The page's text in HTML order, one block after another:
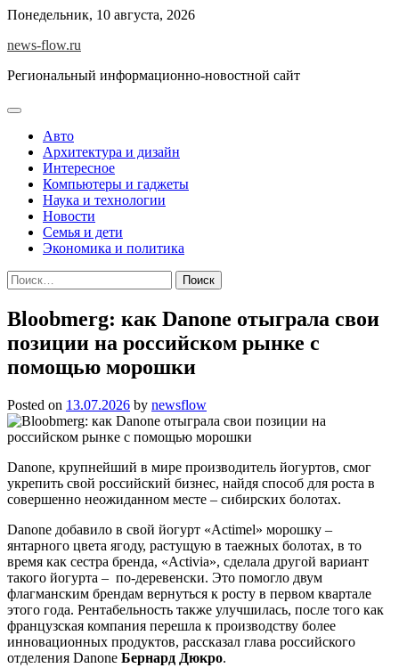
Skip
content
Понедельник, 10 августа, 2026
news-flow.ru
Региональный информационно-новостной сайт
Авто
Архитектура и дизайн
Интересное
Компьютеры и гаджеты
Наука и технологии
Новости
Семья и дети
Экономика и политика
Найти:
Bloobmerg: как Danone отыграла свои
позиции на российском рынке с
помощью морошки
Posted on 13.07.2026 by newsflow
Danone, крупнейший в мире производитель йогуртов, смог
укрепить свой российский бизнес, найдя способ для роста в
совершенно неожиданном месте – сибирских болотах.
Danone добавило в свой йогурт «Actimel» морошку –
янтарного цвета ягоду, растущую в таежных болотах, в то
время как сестра бренда, «Activia», сделала другой вариант
такого йогурта – по-деревенски. Это помогло двум
флагманским брендам вернуться к росту в первом квартале
этого года. Рентабельность также улучшилась, после того как
французская компания перешла к производству более
инновационных продуктов, рассказал глава российского
отделения Danone Бернард Дюкро.